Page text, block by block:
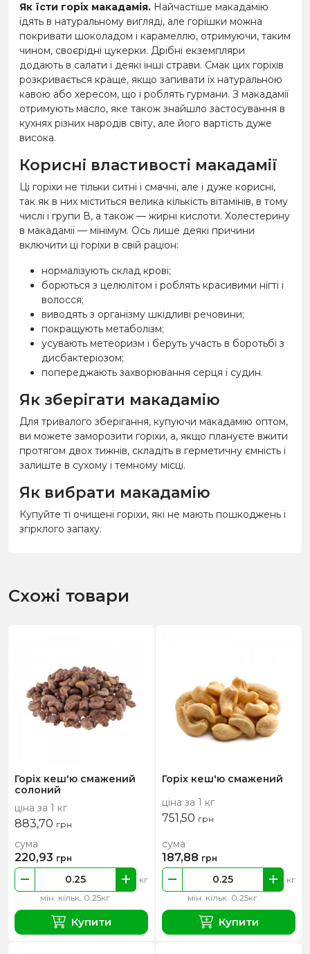
Як їсти горіх макадамія. Найчастіше макадамію
їдять в натуральному вигляді, але горішки можна
покривати шоколадом і карамеллю, отримуючи, таким
чином, своєрідні цукерки. Дрібні екземпляри
додають в салати і деякі інші страви. Смак цих горіхів
розкривається краще, якщо запивати їх натуральною
кавою або хересом, що і роблять гурмани. З макадамії
отримують масло, яке також знайшло застосування в
кухнях різних народів світу, але його вартість дуже
висока.
Корисні властивості макадамії
Ці горіхи не тільки ситні і смачні, але і дуже корисні,
так як в них міститься велика кількість вітамінів, в тому
числі і групи В, а також — жирні кислоти. Холестерину
в макадамії — мінімум. Ось лише деякі причини
включити ці горіхи в свій раціон:
нормалізують склад крові;
борються з целюлітом і роблять красивими нігті і
волосся;
виводять з організму шкідливі речовини;
покращують метаболізм;
усувають метеоризм і беруть участь в боротьбі з
дисбактеріозом;
попереджають захворювання серця і судин.
Як зберігати макадамію
Для тривалого зберігання, купуючи макадамію оптом,
ви можете заморозити горіхи, а, якщо плануєте вжити
протягом двох тижнів, складіть в герметичну ємність і
залиште в сухому і темному місці.
Як вибрати макадамію
Купуйте ті очищені горіхи, які не мають пошкоджень і
згірклого запаху.
Схожі товари
Горіх кеш'ю смажений
солоний
ціна за 1 кг
883,70 грн
мін. кільк. 0.25кг
кг
сума
220,93 грн
Купити
Горіх кеш'ю смажений
ціна за 1 кг
751,50 грн
мін. кільк. 0.25кг
кг
сума
187,88 грн
Купити